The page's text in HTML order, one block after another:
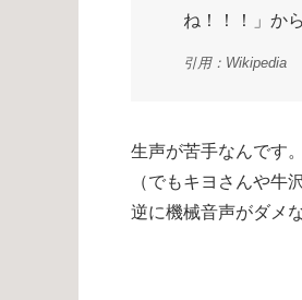
ね！！！」か
引用：Wikipedia
生声が苦手なんです。
（でもキヨさんや牛
逆に機械音声がダメ